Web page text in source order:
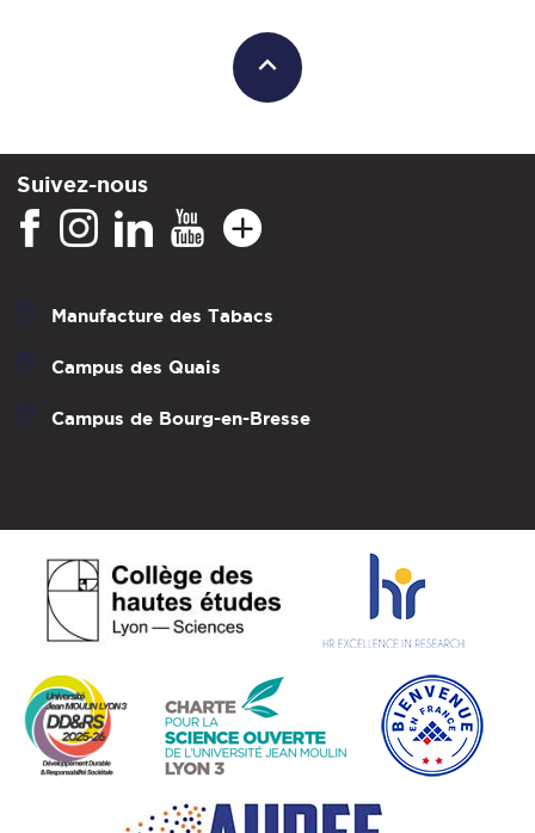
Suivez-nous
Manufacture des Tabacs
Campus des Quais
Campus de Bourg-en-Bresse